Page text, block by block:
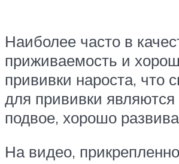
Наиболее часто в
приживаемость и
прививки нароста, что
для прививки
подвое, хорошо
На видео,